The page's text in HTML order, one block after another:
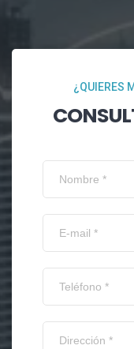
¿QUIERES